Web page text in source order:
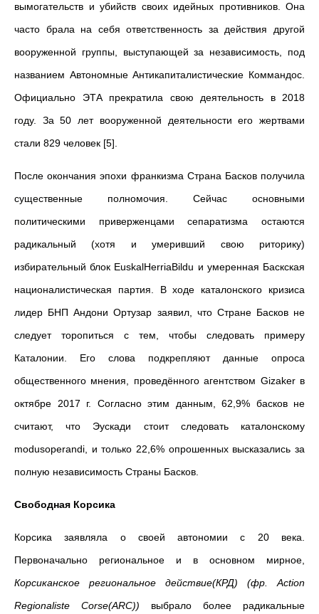
вымогательств и убийств своих идейных противников. Она
часто брала на себя ответственность за действия другой
вооруженной группы, выступающей за независимость, под
названием Автономные Антикапиталистические Коммандос.
Официально ЭТА прекратила свою деятельность в 2018
году. За 50 лет вооруженной деятельности его жертвами
стали 829 человек [5].
После окончания эпохи франкизма Страна Басков получила
существенные полномочия. Сейчас основными
политическими приверженцами сепаратизма остаются
радикальный (хотя и умеривший свою риторику)
избирательный блок EuskalHerriaBildu и умеренная Баскская
националистическая партия. В ходе каталонского кризиса
лидер БНП Андони Ортузар заявил, что Стране Басков не
следует торопиться с тем, чтобы следовать примеру
Каталонии. Его слова подкрепляют данные опроса
общественного мнения, проведённого агентством Gizaker в
октябре 2017 г. Согласно этим данным, 62,9% басков не
считают, что Эускади стоит следовать каталонскому
modusoperandi, и только 22,6% опрошенных высказались за
полную независимость Страны Басков.
Свободная Корсика
Корсика заявляла о своей автономии с 20 века.
Первоначально региональное и в основном мирное,
Корсиканское региональное действие(КРД) (фр. Action
Regionaliste Corse(ARC)) выбрало более радикальные